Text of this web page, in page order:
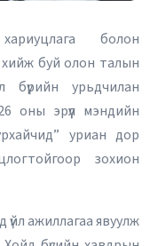
болон
хийж буй олон талын
урьдчилан
оны эрүүл мэндийн
уриан дор
зохион
ажиллагаа явуулж